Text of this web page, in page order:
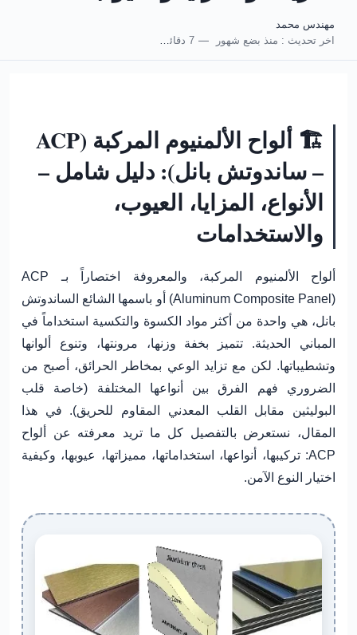
مهندس محمد
اخر تحديث : منذ بضع شهور 7 دقائق للقراءة
🏗️ ألواح الألمنيوم المركبة (ACP
– ساندوتش بانل): دليل شامل –
الأنواع، المزايا، العيوب،
والاستخدامات
ألواح الألمنيوم المركبة، والمعروفة اختصاراً بـ ACP
(Aluminum Composite Panel) أو باسمها الشائع الساندوتش
بانل، هي واحدة من أكثر مواد الكسوة والتكسية استخداماً في
المباني الحديثة. تتميز بخفة وزنها، مرونتها، وتنوع ألوانها
وتشطيباتها. لكن مع تزايد الوعي بمخاطر الحرائق، أصبح من
الضروري فهم الفرق بين أنواعها المختلفة (خاصة قلب
البوليثين مقابل القلب المعدني المقاوم للحريق). في هذا
المقال، نستعرض بالتفصيل كل ما تريد معرفته عن ألواح
ACP: تركيبها، أنواعها، استخداماتها، مميزاتها، عيوبها، وكيفية
اختيار النوع الآمن.